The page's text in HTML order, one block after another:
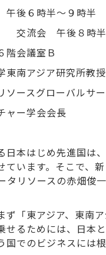
６時半～９時半
交流会 午後８時半
会議室Ｂ
南アジア研究所教授
ソースグローバルサ
ャー学会会長
日本はじめ先進国は
います。そこで、
リソースの赤畑俊
「東アジア、東南
せるためには、日本
でのビジネスには